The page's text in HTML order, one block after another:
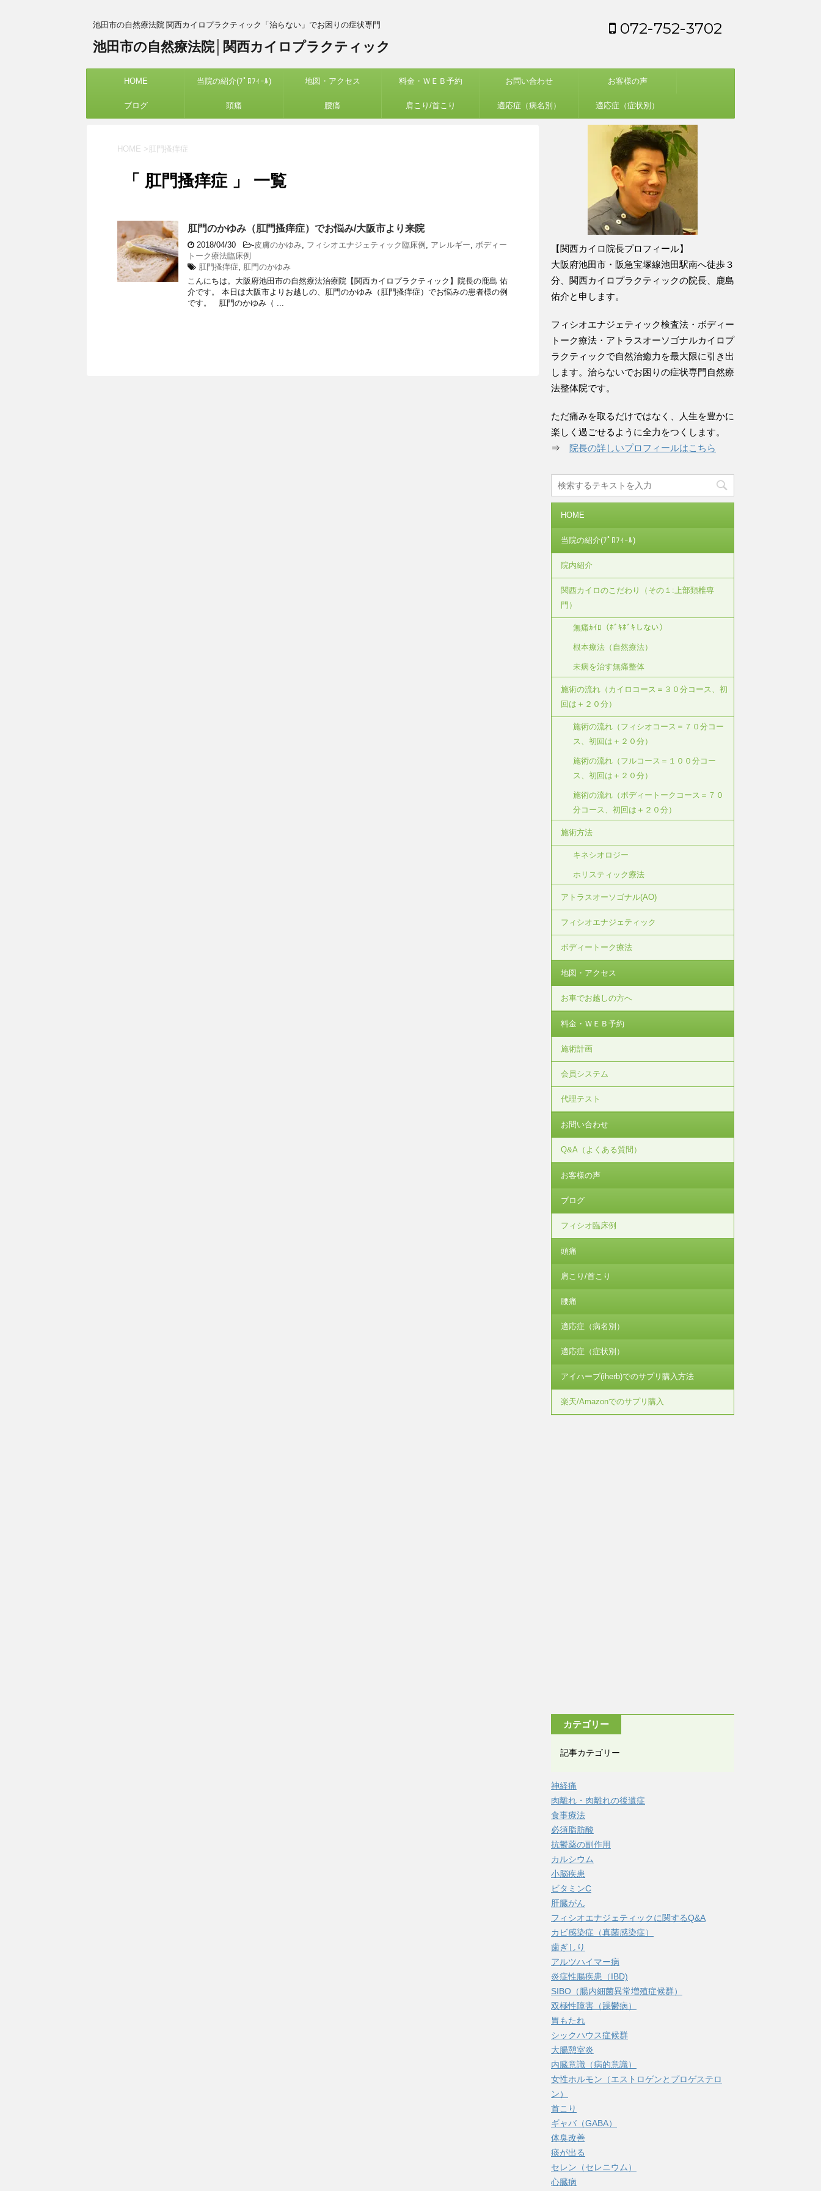
池田市の自然療法院 関西カイロプラクティック「治らない」でお困りの症状専門
池田市の自然療法院│関西カイロプラクティック
072-752-3702
HOME 当院の紹介(ﾌﾟﾛﾌｨｰﾙ) 地図・アクセス 料金・ＷＥＢ予約 お問い合わせ お客様の声
ブログ 頭痛 腰痛 肩こり/首こり 適応症（病名別） 適応症（症状別）
HOME > 肛門搔痒症
「 肛門搔痒症 」 一覧
肛門のかゆみ（肛門搔痒症）でお悩み/大阪市より来院
2018/04/30 -皮膚のかゆみ, フィシオエナジェティック臨床例 , アレルギー, ボディー
トーク療法臨床例
肛門搔痒症, 肛門のかゆみ
こんにちは。大阪府池田市の自然療法治療院【関西カイロプラクティック】院長の鹿島 佑
介です。 本日は大阪市よりお越しの、肛門のかゆみ（肛門搔痒症）でお悩みの患者様の例
です。 肛門のかゆみ（ ...
【関西カイロ院長プロフィール】
大阪府池田市・阪急宝塚線池田駅南へ徒歩３
分、関西カイロプラクティックの院長、鹿島
佑介と申します。
フィシオエナジェティック検査法・ボディー
トーク療法・アトラスオーソゴナルカイロプ
ラクティックで自然治癒力を最大限に引き出
します。治らないでお困りの症状専門自然療
法整体院です。
ただ痛みを取るだけではなく、人生を豊かに
楽しく過ごせるように全力をつくします。
⇒ 院長の詳しいプロフィールはこちら
HOME
当院の紹介(ﾌﾟﾛﾌｨｰﾙ)
院内紹介
関西カイロのこだわり（その１:上部頚椎専
門）
無痛ｶｲﾛ（ﾎﾞｷﾎﾞｷしない）
根本療法（自然療法）
未病を治す無痛整体
施術の流れ（カイロコース＝３０分コース、初
回は＋２０分）
施術の流れ（フィシオコース＝７０分コー
ス、初回は＋２０分）
施術の流れ（フルコース＝１００分コー
ス、初回は＋２０分）
施術の流れ（ボディートークコース＝７０
分コース、初回は＋２０分）
施術方法
キネシオロジー
ホリスティック療法
アトラスオーソゴナル(AO)
フィシオエナジェティック
ボディートーク療法
地図・アクセス
お車でお越しの方へ
料金・ＷＥＢ予約
施術計画
会員システム
代理テスト
お問い合わせ
Q&A（よくある質問）
お客様の声
ブログ
フィシオ臨床例
頭痛
肩こり/首こり
腰痛
適応症（病名別）
適応症（症状別）
アイハーブ(iherb)でのサプリ購入方法
楽天/Amazonでのサプリ購入
カテゴリー
記事カテゴリー
神経痛
肉離れ・肉離れの後遺症
食事療法
必須脂肪酸
抗鬱薬の副作用
カルシウム
小脳疾患
ビタミンC
肝臓がん
フィシオエナジェティックに関するQ&A
カビ感染症（真菌感染症）
歯ぎしり
アルツハイマー病
炎症性腸疾患（IBD)
SIBO（腸内細菌異常増殖症候群）
双極性障害（躁鬱病）
胃もたれ
シックハウス症候群
大腸憩室炎
内臓意識（病的意識）
女性ホルモン（エストロゲンとプロゲステロ
ン）
首こり
ギャバ（GABA）
体臭改善
痰が出る
セレン（セレニウム）
心臓病